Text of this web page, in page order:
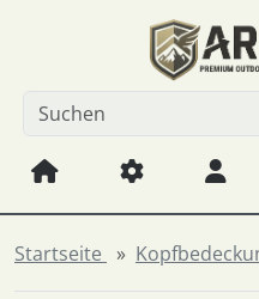
Sprungnavigation
Springe zum Inhalt
Startseite